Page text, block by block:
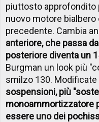
piuttosto approfondito
nuovo motore
precedente. Cambia
anteriore, che passa
posteriore diventa un
Burgman un look più
smilzo 130.
sospensioni, più
monoammortizzatore
essere uno dei